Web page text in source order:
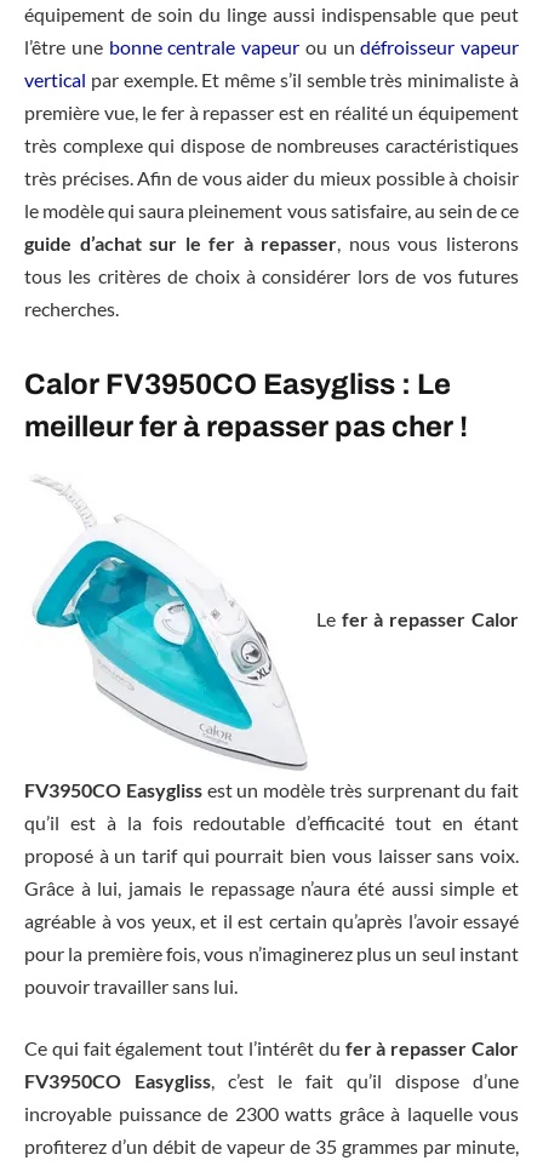
équipement de soin du linge aussi indispensable que peut
l’être une bonne centrale vapeur ou undéfroisseur vapeur
vertical par exemple. Et même s’il semble très minimaliste à
première vue, le fer à repasser est en réalité un équipement
très complexe qui dispose de nombreuses caractéristiques
très précises. Afin de vous aider du mieux possible à choisir
le modèle qui saura pleinement vous satisfaire, au sein de ce
guide d’achat sur le fer à repasser , nous vous listerons
tous les critères de choix à considérer lors de vos futures
recherches.
Calor FV3950CO Easygliss : Le
meilleur fer à repasser pas cher !
Le fer à repasser Calor
FV3950CO Easyglissest un modèle très surprenant du fait
qu’il est à la fois redoutable d’efficacité tout en étant
proposé à un tarif qui pourrait bien vous laisser sans voix.
Grâce à lui, jamais le repassage n’aura été aussi simple et
agréable à vos yeux, et il est certain qu’après l’avoir essayé
pour la première fois, vous n’imaginerez plus un seul instant
pouvoir travailler sans lui.
Ce qui fait également tout l’intérêt du fer à repasser Calor
FV3950CO Easygliss, c’est le fait qu’il dispose d’une
incroyable puissance de 2300 watts grâce à laquelle vous
profiterez d’un débit de vapeur de 35 grammes par minute,